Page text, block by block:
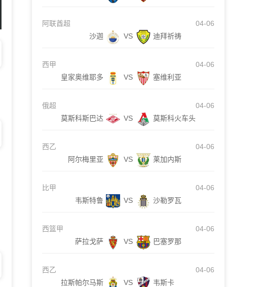
阿联酋超
04-06
沙迦
VS 迪拜祈祷
西甲
04-06
皇家奥维耶多
VS 塞维利亚
俄超
04-06
莫斯科斯巴达
VS 莫斯科火车头
西乙
04-06
阿尔梅里亚
VS 莱加内斯
比甲
04-06
韦斯特鲁
VS 沙勒罗瓦
西篮甲
04-06
萨拉戈萨
VS 巴塞罗那
西乙
04-06
拉斯帕尔马斯
VS 韦斯卡